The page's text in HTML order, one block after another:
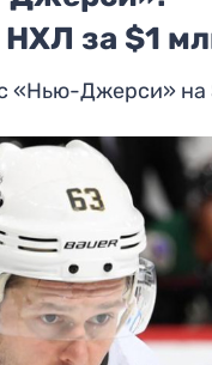
за $1
«Нью-Джерси» на